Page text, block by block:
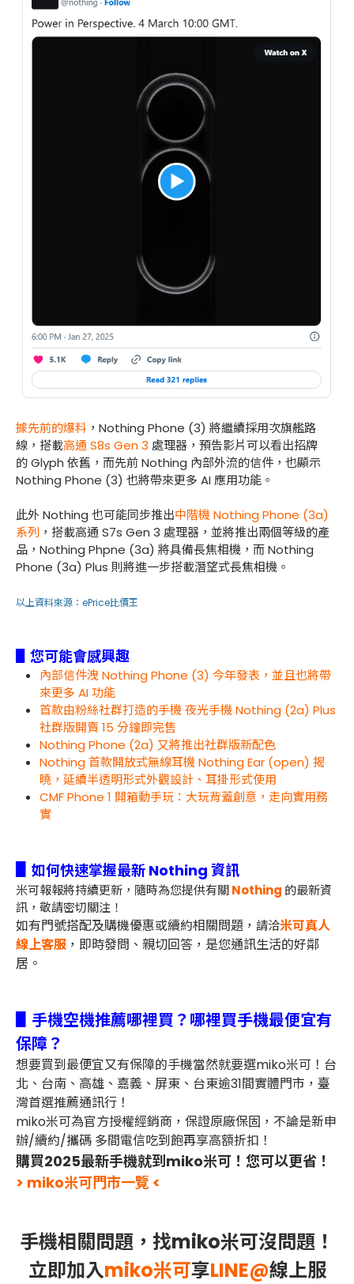
據先前的爆料 ，Nothing Phone (3) 將繼續採用次旗艦路
線，搭載高通 S8s Gen 3 處理器，預告影片可以看出招牌
的 Glyph 依舊，而先前 Nothing 內部外流的信件，也顯示
Nothing Phone (3) 也將帶來更多 AI 應用功能。
此外 Nothing 也可能同步推出中階機 Nothing Phone (3a)
系列 ，搭載高通 S7s Gen 3 處理器，並將推出兩個等級的產
品，Nothing Phpne (3a) 將具備長焦相機，而 Nothing
Phone (3a) Plus 則將進一步搭載潛望式長焦相機。
以上資料來源： ePrice比價王
▋您可能會感興趣
內部信件洩 Nothing Phone (3) 今年發表，並且也將帶
來更多 AI 功能
首款由粉絲社群打造的手機 夜光手機 Nothing (2a) Plus
社群版開賣 15 分鐘即完售
Nothing Phone (2a) 又將推出社群版新配色
Nothing 首款開放式無線耳機 Nothing Ear (open) 揭
曉，延續半透明形式外觀設計、耳掛形式使用
CMF Phone 1 開箱動手玩：大玩背蓋創意，走向實用務
實
如何快速掌握最新 Nothing 資訊
米可報報將持續更新，隨時為您提供有關Nothing 的最新資
訊，敬請密切關注！
如有門號搭配及購機優惠或續約相關問題， 請洽米可真人
線上客服 ，即時發問、親切回答，是您通訊生活的好鄰
居。
▋手機空機推薦哪裡買？哪裡買手機最便宜有
保障？
想要買到最便宜又有保障的手機當然就要選miko米可！台
北、台南、高雄、嘉義、屏東、台東逾31間實體門市，臺
灣首選推薦通訊行！
miko米可為官方授權經銷商，保證原廠保固，不論是新申
辦/續約/攜碼 多間電信吃到飽再享高額折扣！
購買2025最新手機就到miko米可！您可以更省！
> miko米可門市一覽 <
手機相關問題，找miko米可沒問題！
立即加入miko米可享LINE@線上服